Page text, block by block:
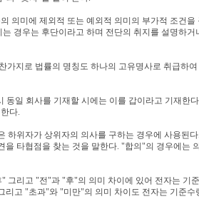
의미에 제외적 또는 예외적 의미의 부가적 조건을
경우는 후단이라고 하며 전단의 취지를 설명하거
가지로 법률의 명칭도 하나의 고유명사로 취급하여
동일 회사를 기재할 시에는 이를 갑이라고 기재한
다.
하위자가 상위자의 의사를 구하는 경우에 사용된
타협점을 찾는 것을 말한다. "합의"의 경우에는
그리고 "전"과 "후"의 의미 차이에 있어 전자는 기준
고 "초과"와 "미만"의 의미 차이도 전자는 기준수